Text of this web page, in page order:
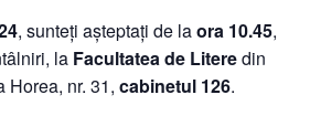
, sunteți așteptați de laora 10.45,
la Facultatea de Literedin
Horea, nr. 31, cabinetul 126.